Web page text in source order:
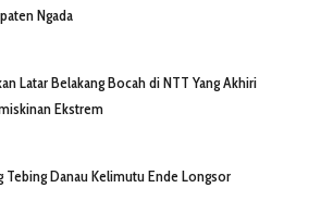
Ngada
Latar Belakang Bocah di NTT Yang Akhiri
Ekstrem
Tebing Danau Kelimutu Ende Longsor